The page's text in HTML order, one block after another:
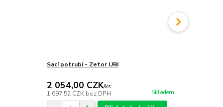
Sací potrubí - Zetor URI
2 054,00 CZK/ks
1 697,52 CZK bez DPH Skladem